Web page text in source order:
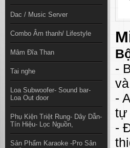
Dac / Music Server
Combo Âm thanh/ Lifestyle
Mâm Đĩa Than
Tai nghe
Loa Subwoofer- Sound bar-
Loa Out door
Phụ Kiện Triệt Rung- Dây Dẫn-
Tín Hiệu- Lọc Nguồn,
Sản Phẩm Karaoke -Pro Sân
-
-
tự
-